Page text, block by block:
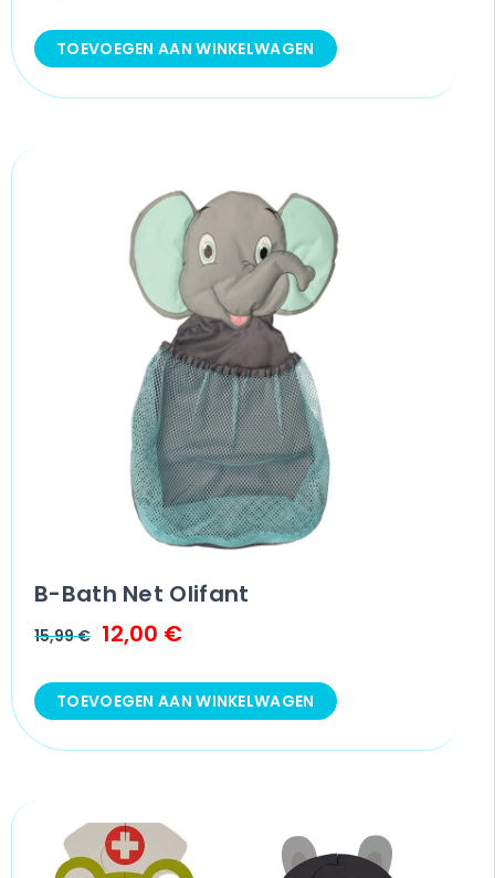
TOEVOEGEN AAN WINKELWAGEN
B-Bath Net Olifant
15,99€ 12,00 €
TOEVOEGEN AAN WINKELWAGEN